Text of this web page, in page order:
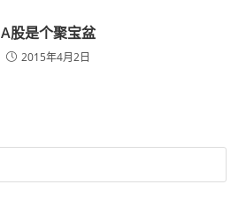
A股是个聚宝盆
2015年4月2日